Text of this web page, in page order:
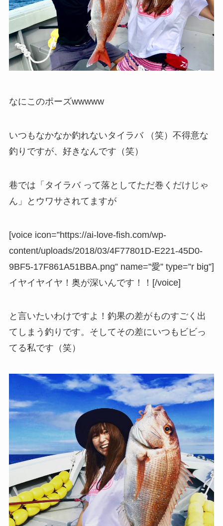
なにこのポーズwwwww
いつもなかなか釣れないタイラバ （笑）不得意な
釣りですが、好きなんです（笑）
巷では「タイラバ って落としてただ巻くだけじゃ
ん」とウワサされてますが
[voice icon=”https://ai-love-fish.com/wp-
content/uploads/2018/03/4F77801D-E221-45D0-
9BF5-17F861A51BBA.png” name=”愛” type=”r big”]
イヤイヤイヤ！奥が深いんです！！[/voice]
と言いたいわけですよ！釣果の差がものすごく出
てしまう釣りです。そしてその差にいつもビビっ
てる私です（笑）